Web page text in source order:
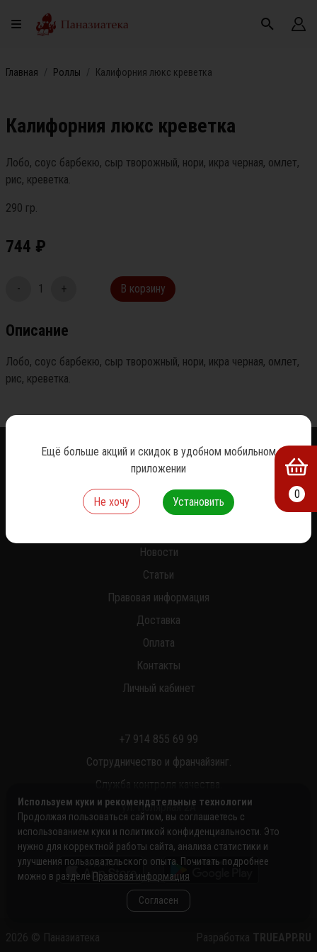
Главная Роллы Калифорния люкс креветка
Калифорния люкс креветка
Лобо, соус барбекю, сыр творожный, нори, икра черная, омлет,
рис, креветка.
290 гр.
744 ₽
- 1 + В корзину
Описание
Лобо, соус барбекю, сыр творожный, нори, икра черная, омлет,
рис, креветка.
Новости
Статьи
Правовая информация
Доставка
Оплата
Контакты
Личный кабинет
+7 914 855 69 99
Сотрудничество и франчайзинг.
Служба контроля качества.
ул. Полярная 2А
2026 © Паназиатека Разработка TRUEAPP.RU
0
Используем куки и рекомендательные технологии
Продолжая пользоваться сайтом, вы соглашаетесь с
использованием куки и политикой конфиденциальности. Это
нужно для корректной работы сайта, анализа статистики и
улучшения пользовательского опыта. Почитать подробнее
можно в разделе Правовая информация
Согласен
Ещё больше акций и скидок в удобном мобильном
приложении
Не хочу Установить